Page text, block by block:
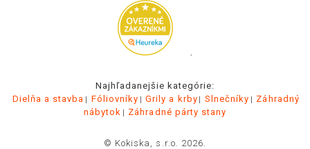
.
Najhľadanejšie kategórie:
Dielňa a stavba
Fóliovníky Grily a krby Slnečníky
Záhradný
nábytok
Záhradné párty stany
© Kokiska, s.r.o. 2026.